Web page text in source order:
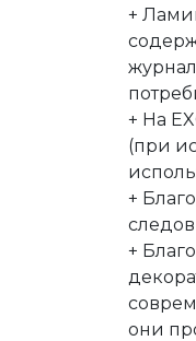
+
+ На
(при
+
+
они